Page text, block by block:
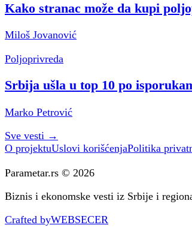
Kako stranac može da kupi
Miloš Jovanović
Poljoprivreda
Srbija ušla u top 10 po
Marko Petrović
Sve vesti →
O projektuUslovi korišćenjaPolitika
Parametar.rs © 2026
Biznis i ekonomske vesti iz Srbije i
Crafted byWEBSECER